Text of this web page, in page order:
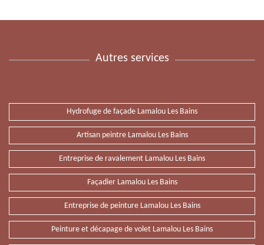
Autres services
Hydrofuge de façade Lamalou Les Bains
Artisan peintre Lamalou Les Bains
Entreprise de ravalement Lamalou Les Bains
Façadier Lamalou Les Bains
Entreprise de peinture Lamalou Les Bains
Peinture et décapage de volet Lamalou Les Bains